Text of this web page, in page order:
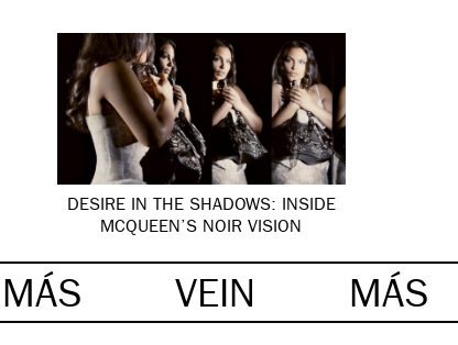
DESIRE IN THE SHADOWS: INSIDE
MCQUEEN’S NOIR VISION
MÁS VEIN MÁS